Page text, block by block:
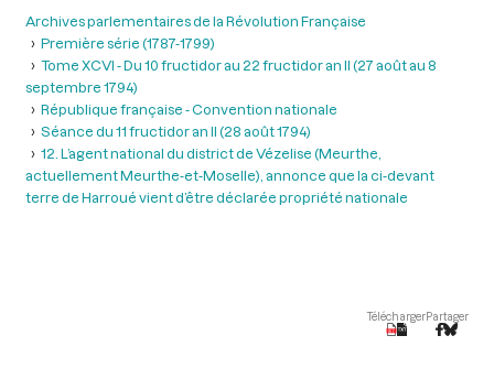
Archives parlementaires de la Révolution Française
Première série (1787-1799)
Tome XCVI - Du 10 fructidor au 22 fructidor an II (27 août au 8
septembre 1794)
République française - Convention nationale
Séance du 11 fructidor an II (28 août 1794)
12. L’agent national du district de Vézelise (Meurthe,
actuellement Meurthe-et-Moselle), annonce que la ci-devant
terre de Harroué vient d’être déclarée propriété nationale
TéléchargerPartager